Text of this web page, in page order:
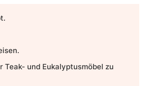
und Eukalyptusmöbel zu